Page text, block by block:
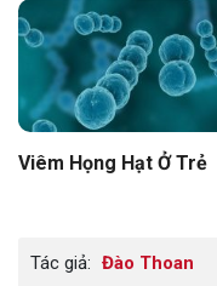
Viêm Họng Hạt Ở Trẻ
Tác giả: Đào Thoan